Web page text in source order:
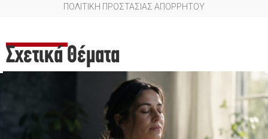
ΠΟΛΙΤΙΚΗ ΠΡΟΣΤΑΣΙΑΣ ΑΠΟΡΡΗΤΟΥ
Σχετικά Θέματα